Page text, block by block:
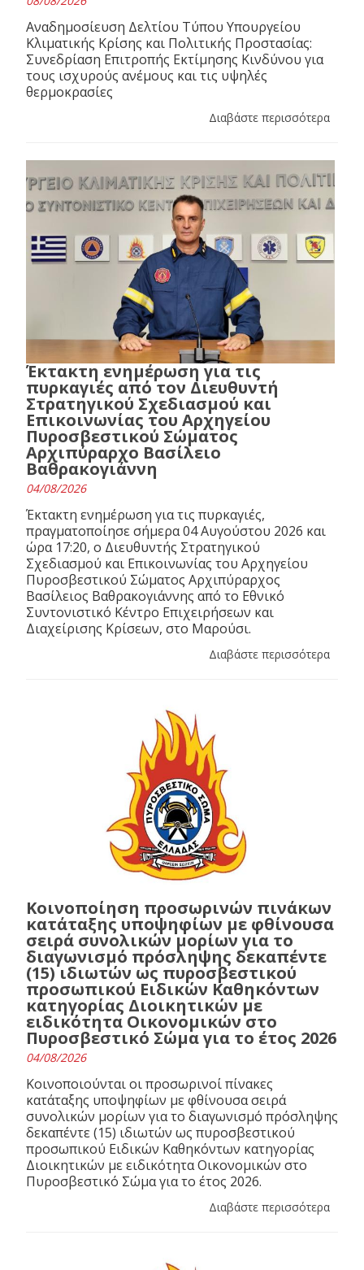
Αναδημοσίευση Δελτίου Τύπου Υπουργείου
Κλιματικής Κρίσης και Πολιτικής Προστασίας:
Συνεδρίαση Επιτροπής Εκτίμησης Κινδύνου για
τους ισχυρούς ανέμους και τις υψηλές
θερμοκρασίες
Διαβάστε περισσότερα
Έκτακτη ενημέρωση για τις
πυρκαγιές από τον Διευθυντή
Στρατηγικού Σχεδιασμού και
Επικοινωνίας του Αρχηγείου
Πυροσβεστικού Σώματος
Αρχιπύραρχο Βασίλειο
Βαθρακογιάννη
04/08/2026
Έκτακτη ενημέρωση για τις πυρκαγιές,
πραγματοποίησε σήμερα 04 Αυγούστου 2026 και
ώρα 17:20, ο Διευθυντής Στρατηγικού
Σχεδιασμού και Επικοινωνίας του Αρχηγείου
Πυροσβεστικού Σώματος Αρχιπύραρχος
Βασίλειος Βαθρακογιάννης από το Εθνικό
Συντονιστικό Κέντρο Επιχειρήσεων και
Διαχείρισης Κρίσεων, στο Μαρούσι.
Διαβάστε περισσότερα
Κοινοποίηση προσωρινών πινάκων
κατάταξης υποψηφίων με φθίνουσα
σειρά συνολικών μορίων για το
διαγωνισμό πρόσληψης δεκαπέντε
(15) ιδιωτών ως πυροσβεστικού
προσωπικού Ειδικών Καθηκόντων
κατηγορίας Διοικητικών με
ειδικότητα Οικονομικών στο
Πυροσβεστικό Σώμα για το έτος 2026
04/08/2026
Κοινοποιούνται οι προσωρινοί πίνακες
κατάταξης υποψηφίων με φθίνουσα σειρά
συνολικών μορίων για το διαγωνισμό πρόσληψης
δεκαπέντε (15) ιδιωτών ως πυροσβεστικού
προσωπικού Ειδικών Καθηκόντων κατηγορίας
Διοικητικών με ειδικότητα Οικονομικών στο
Πυροσβεστικό Σώμα για το έτος 2026.
Διαβάστε περισσότερα